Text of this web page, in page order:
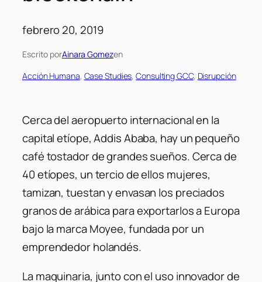
febrero 20, 2019
Escrito porAinara Gomezen
Acción Humana, Case Studies, Consulting GCC, Disrupción
Cerca del aeropuerto internacional en la
capital etíope, Addis Ababa, hay un pequeño
café tostador de grandes sueños. Cerca de
40 etíopes, un tercio de ellos mujeres,
tamizan, tuestan y envasan los preciados
granos de arábica para exportarlos a Europa
bajo la marca Moyee, fundada por un
emprendedor holandés.
La maquinaria, junto con el uso innovador de